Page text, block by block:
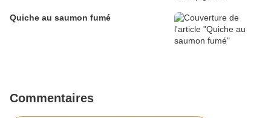
Quiche au saumon fumé
Commentaires